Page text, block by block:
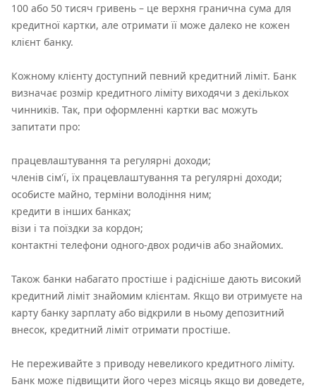
100 або 50 тисяч гривень – це верхня гранична сума для
кредитної картки, але отримати її може далеко не кожен
клієнт банку.
Кожному клієнту доступний певний кредитний ліміт. Банк
визначає розмір кредитного ліміту виходячи з декількох
чинників. Так, при оформленні картки вас можуть
запитати про:
працевлаштування та регулярні доходи;
членів сім'ї, їх працевлаштування та регулярні доходи;
особисте майно, терміни володіння ним;
кредити в інших банках;
візи і та поїздки за кордон;
контактні телефони одного-двох родичів або знайомих.
Також банки набагато простіше і радісніше дають високий
кредитний ліміт знайомим клієнтам. Якщо ви отримуєте на
карту банку зарплату або відкрили в ньому депозитний
внесок, кредитний ліміт отримати простіше.
Не переживайте з приводу невеликого кредитного ліміту.
Банк може підвищити його через місяць якщо ви доведете,